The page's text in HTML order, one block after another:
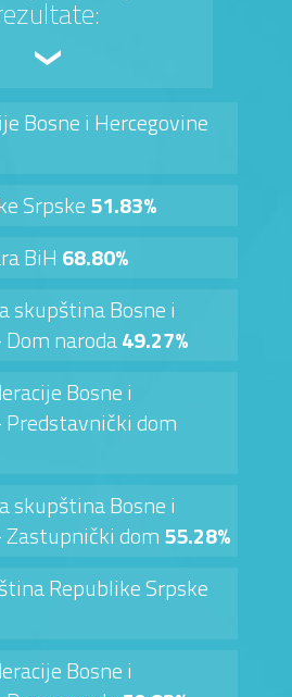
Bosne i Hercegovine
Srpske51.83%
BiH 68.80%
skupština Bosne i
naroda49.27%
Bosne i
Predstavnički dom
skupština Bosne i
Zastupnički dom55.28%
Republike Srpske
Bosne i